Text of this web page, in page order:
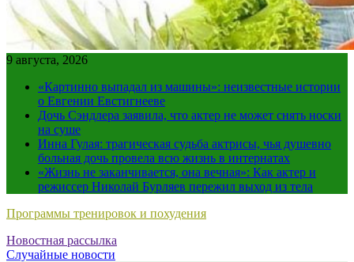
9 августа, 2026
«Картинно выпадал из машины»: неизвестные истории
о Евгении Евстигнееве
Дочь Сэндлера заявила, что актер не может снять носки
на суше
Инна Гулая: трагическая судьба актрисы, чья душевно
больная дочь провела всю жизнь в интернатах
«Жизнь не заканчивается, она вечная»: Как актер и
режиссер Николай Бурляев пережил выход из тела
Программы тренировок и похудения
Новостная рассылка
Случайные новости